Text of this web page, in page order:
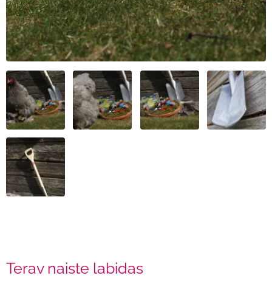
Terav naiste labidas